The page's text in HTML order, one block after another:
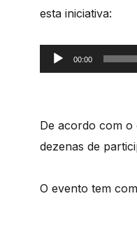
esta iniciativa:
Reprodutor
de
00:00
De acordo com o
dezenas de
O evento tem